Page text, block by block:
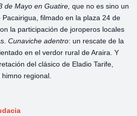
de Mayo en Guatire, que no es sino un
filmado en la plaza 24 de
la participación de joroperos locales
Cunaviche adentro: un rescate de la
en el verdor rural de Araira. Y
del clásico de Eladio Tarife,
regional.